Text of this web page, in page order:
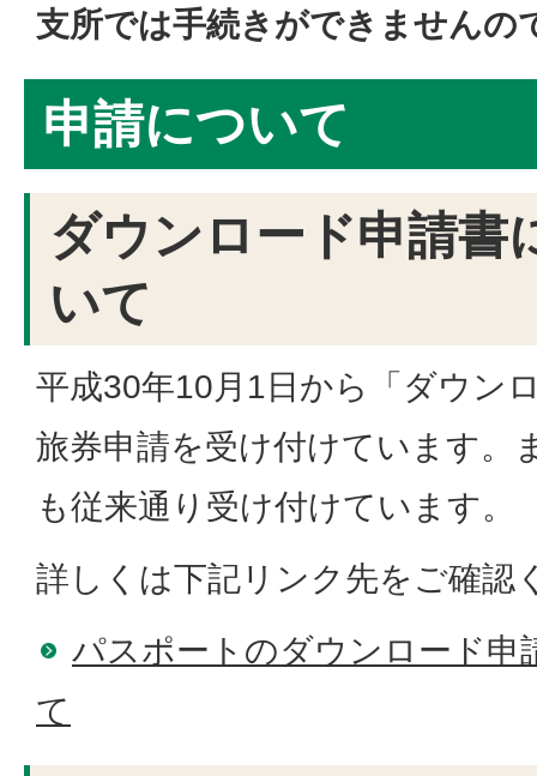
支所では手続きができませんの
申請について
ダウンロード申請書
いて
平成30年10月1日から「ダウン
旅券申請を受け付けています。
も従来通り受け付けています。
詳しくは下記リンク先をご確認
パスポートのダウンロード申
て